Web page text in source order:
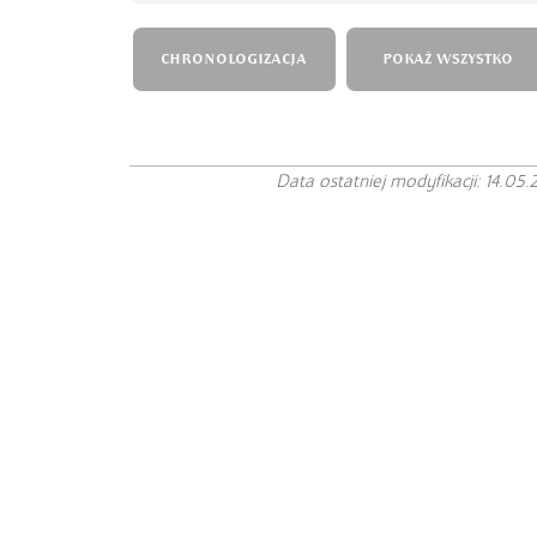
CHRONOLOGIZACJA POKAŻ WSZYSTKO
Data ostatniej modyfikacji: